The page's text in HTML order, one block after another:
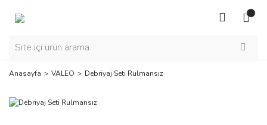
Anasayfa VALEO Debriyaj Seti Rulmansız